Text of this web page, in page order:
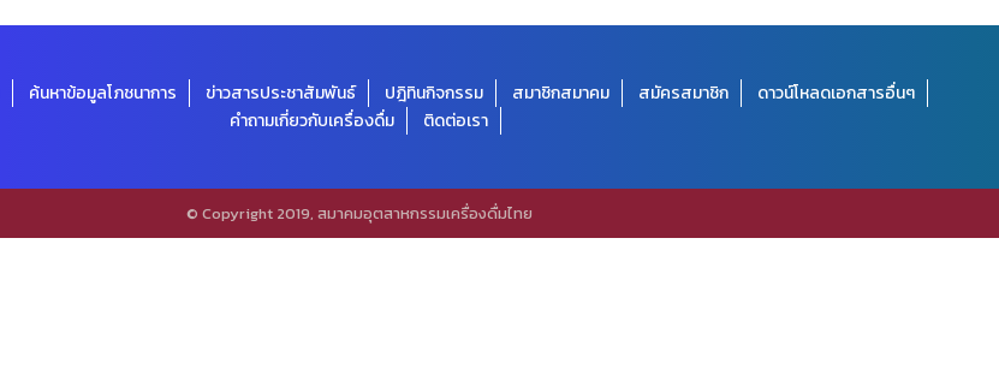
ค้นหาข้อมูลโภชนาการ ข่าวสารประชาสัมพันธ์ ปฎิทินกิจกรรม สมาชิกสมาคม สมัครสมาชิก
ดาวน์โหลดเอกสารอื่นๆ
คำถามเกี่ยวกับเครื่องดื่ม
ติดต่อเรา
© Copyright 2019, สมาคมอุตสาหกรรมเครื่องดื่มไทย